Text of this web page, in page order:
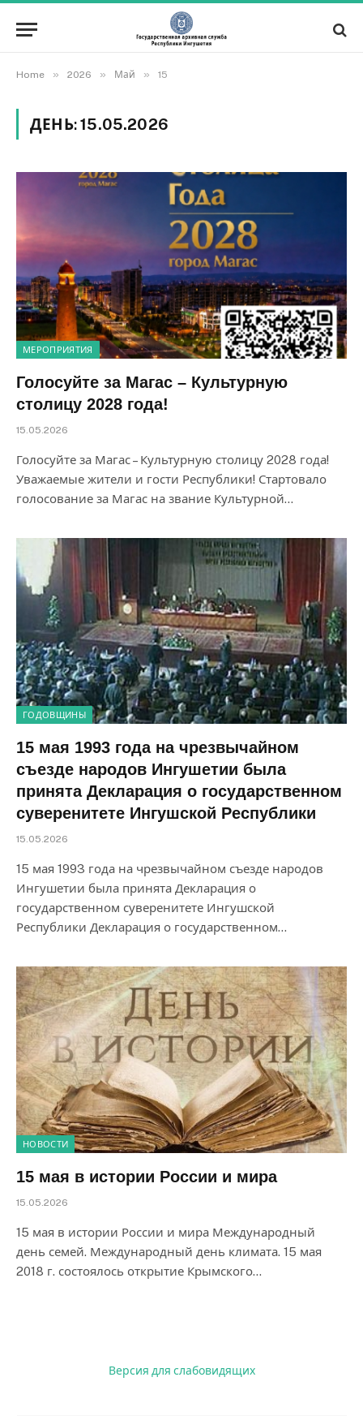
Home » 2026 » Май » 15
ДЕНЬ:15.05.2026
МЕРОПРИЯТИЯ
Голосуйте за Магас – Культурную
столицу 2028 года!
15.05.2026
Голосуйте за Магас – Культурную столицу 2028 года!
Уважаемые жители и гости Республики! Стартовало
голосование за Магас на звание Культурной…
ГОДОВЩИНЫ
15 мая 1993 года на чрезвычайном
съезде народов Ингушетии была
принята Декларация о государственном
суверенитете Ингушской Республики
15.05.2026
15 мая 1993 года на чрезвычайном съезде народов
Ингушетии была принята Декларация о
государственном суверенитете Ингушской
Республики Декларация о государственном…
НОВОСТИ
15 мая в истории России и мира
15.05.2026
15 мая в истории России и мира Международный
день семей. Международный день климата. 15 мая
2018 г. состоялось открытие Крымского…
Версия для слабовидящих